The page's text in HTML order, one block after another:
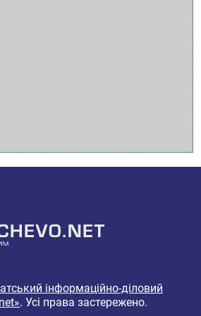
інформаційно-діловий
. Усі права застережено.